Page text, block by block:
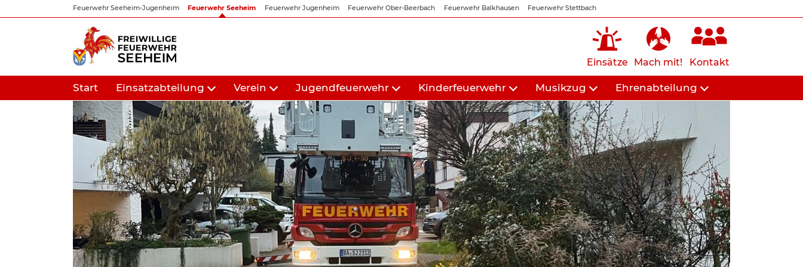
Inhalt
Feuerwehr Seeheim-Jugenheim Feuerwehr Seeheim Feuerwehr Jugenheim Feuerwehr Ober-Beerbach Feuerwehr Balkhausen Feuerwehr Stettbach
Einsätze Mach mit! Kontakt
Start Einsatzabteilung Verein Jugendfeuerwehr Kinderfeuerwehr Musikzug Ehrenabteilung